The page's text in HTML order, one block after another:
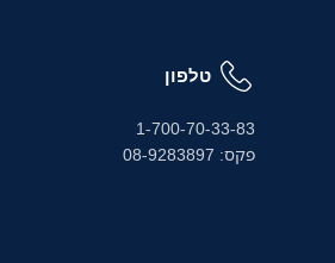
טלפון
1-700-70-33-83
פקס: 08-9283897